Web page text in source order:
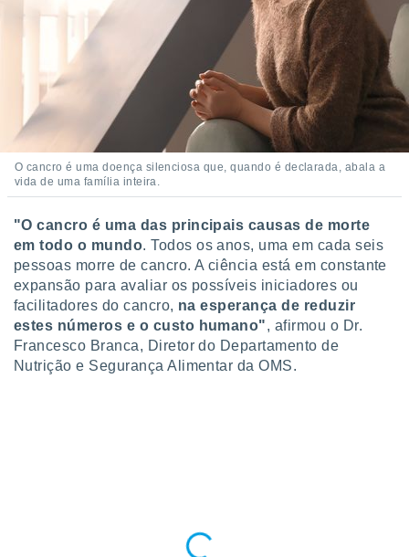
medir
medir o
os
de
ou
de dados
fontes,
e melhorar
dados
O cancro é uma doença silenciosa que, quando é declarada, abala a
vida de uma família inteira.
"O cancro é uma das principais causas de morte
em todo o mundo. Todos os anos, uma em cada seis
pessoas morre de cancro. A ciência está em constante
expansão para avaliar os possíveis iniciadores ou
facilitadores do cancro, na esperança de reduzir
estes números e o custo humano", afirmou o Dr.
Francesco Branca, Diretor do Departamento de
Nutrição e Segurança Alimentar da OMS.